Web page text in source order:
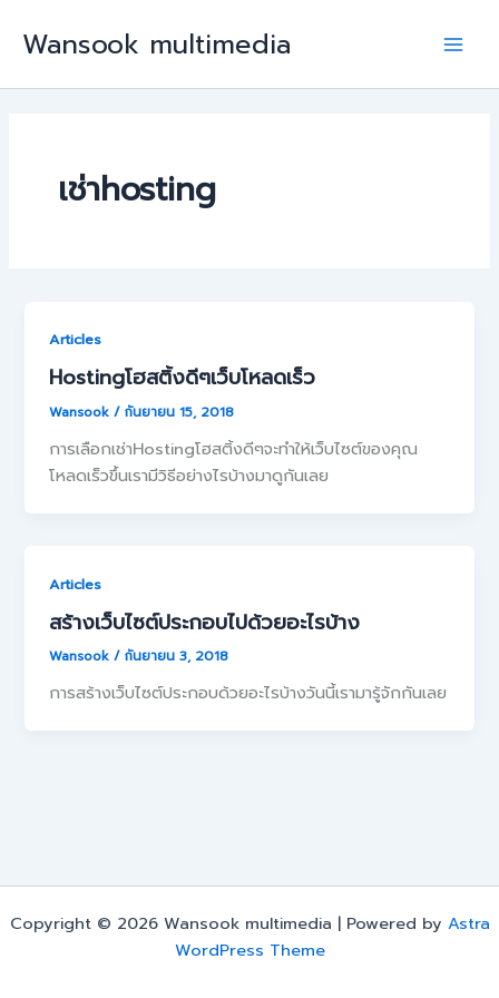
Wansook multimedia
Main
เช่าhosting
Articles
Hostingโฮสติ้งดีๆเว็บโหลดเร็ว
Wansook/กันยายน 15, 2018
การเลือกเช่าHostingโฮสติ้งดีๆจะทำให้เว็บไซต์ของคุณ
โหลดเร็วขึ้นเรามีวิธีอย่างไรบ้างมาดูกันเลย
Articles
สร้างเว็บไซต์ประกอบไปด้วยอะไรบ้าง
Wansook/กันยายน 3, 2018
การสร้างเว็บไซต์ประกอบด้วยอะไรบ้างวันนี้เรามารู้จักกันเลย
Copyright © 2026 Wansook multimedia | Powered by Astra
WordPress Theme